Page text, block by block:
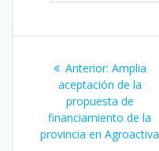
entradas
Anterior: Entrada
anterior:
Amplia
aceptación de la
propuesta de
financiamiento de la
provincia en Agroactiva